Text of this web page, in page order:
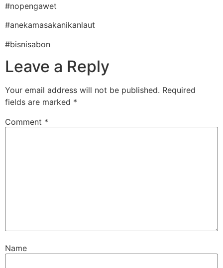
#nopengawet
#anekamasakanikanlaut
#bisnisabon
Leave a Reply
Your email address will not be published. Required
fields are marked *
Comment *
Name